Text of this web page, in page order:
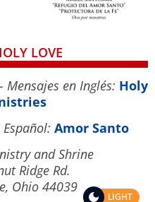
LOVE
Mensajes en Inglés: Holy
Amor Santo
and Shrine
Ridge Rd.
Ohio 44039
LIGHT